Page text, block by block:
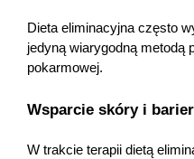
Dieta eliminacyjna często
jedyną wiarygodną metodą
pokarmowej.
Wsparcie skóry i
W trakcie terapii dietą